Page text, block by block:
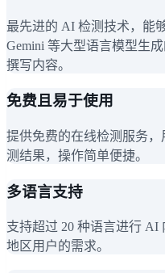
最先进的 AI 检测技术，能
Gemini 等大型语言模型生
撰写内容。
免费且易于使用
提供免费的在线检测服务
测结果，操作简单便捷。
多语言支持
支持超过 20 种语言进行 AI
地区用户的需求。